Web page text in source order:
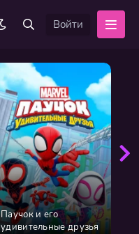
Войти
Паучок и его
удивительные друзья